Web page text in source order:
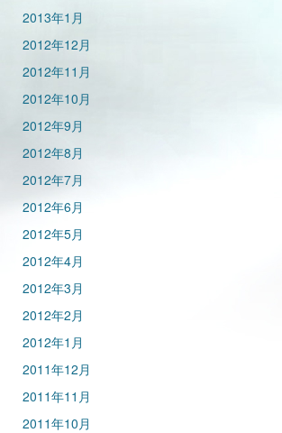
2013年1月
2012年12月
2012年11月
2012年10月
2012年9月
2012年8月
2012年7月
2012年6月
2012年5月
2012年4月
2012年3月
2012年2月
2012年1月
2011年12月
2011年11月
2011年10月